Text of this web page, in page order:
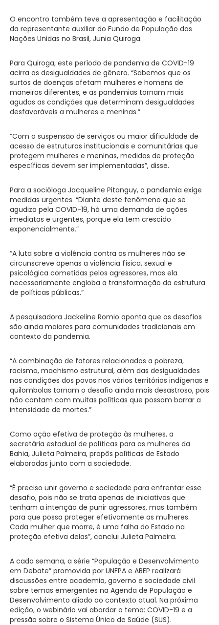
O encontro também teve a apresentação e facilitação
da representante auxiliar do Fundo de População das
Nações Unidas no Brasil, Junia Quiroga.
Para Quiroga, este período de pandemia de COVID-19
acirra as desigualdades de gênero. “Sabemos que os
surtos de doenças afetam mulheres e homens de
maneiras diferentes, e as pandemias tornam mais
agudas as condições que determinam desigualdades
desfavoráveis a mulheres e meninas.”
“Com a suspensão de serviços ou maior dificuldade de
acesso de estruturas institucionais e comunitárias que
protegem mulheres e meninas, medidas de proteção
específicas devem ser implementadas”, disse.
Para a socióloga Jacqueline Pitanguy, a pandemia exige
medidas urgentes. “Diante deste fenômeno que se
agudiza pela COVID-19, há uma demanda de ações
imediatas e urgentes, porque ela tem crescido
exponencialmente.”
“A luta sobre a violência contra as mulheres não se
circunscreve apenas a violência física, sexual e
psicológica cometidas pelos agressores, mas ela
necessariamente engloba a transformação da estrutura
de políticas públicas.”
A pesquisadora Jackeline Romio aponta que os desafios
são ainda maiores para comunidades tradicionais em
contexto da pandemia.
“A combinação de fatores relacionados a pobreza,
racismo, machismo estrutural, além das desigualdades
nas condições dos povos nos vários territórios indígenas e
quilombolas tornam o desafio ainda mais desastroso, pois
não contam com muitas políticas que possam barrar a
intensidade de mortes.”
Como ação efetiva de proteção às mulheres, a
secretária estadual de políticas para as mulheres da
Bahia, Julieta Palmeira, propôs políticas de Estado
elaboradas junto com a sociedade.
“É preciso unir governo e sociedade para enfrentar esse
desafio, pois não se trata apenas de iniciativas que
tenham a intenção de punir agressores, mas também
para que possa proteger efetivamente as mulheres.
Cada mulher que morre, é uma falha do Estado na
proteção efetiva delas”, conclui Julieta Palmeira.
A cada semana, a série “População e Desenvolvimento
em Debate” promovida por UNFPA e ABEP realizará
discussões entre academia, governo e sociedade civil
sobre temas emergentes na Agenda de População e
Desenvolvimento aliado ao contexto atual. Na próxima
edição, o webinário vai abordar o tema: COVID-19 e a
pressão sobre o Sistema Único de Saúde (SUS).